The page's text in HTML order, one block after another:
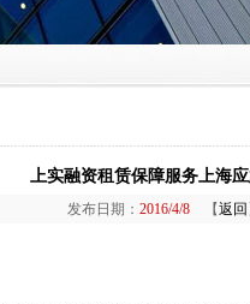
上实融资租赁保障服务上海
发布日期： 2016/4/8 【返回